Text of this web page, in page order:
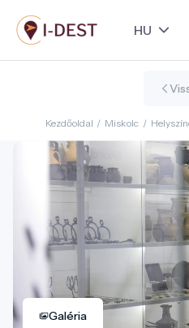
Ugrás
a
tartalomra
Kezdőoldal / Miskolc /
Galéria